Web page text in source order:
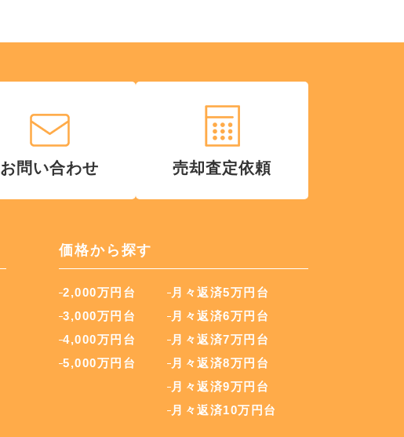
お問い合わせ 売却査定依頼
価格から探す
2,000万円台
3,000万円台
4,000万円台
5,000万円台
月々返済5万円台
月々返済6万円台
月々返済7万円台
月々返済8万円台
月々返済9万円台
月々返済10万円台